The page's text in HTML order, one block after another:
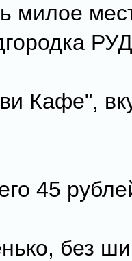
милое
Кафе",
45
без